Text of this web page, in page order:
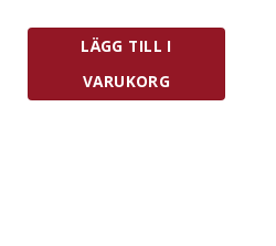
Delar
LÄGG TILL I
VARUKORG